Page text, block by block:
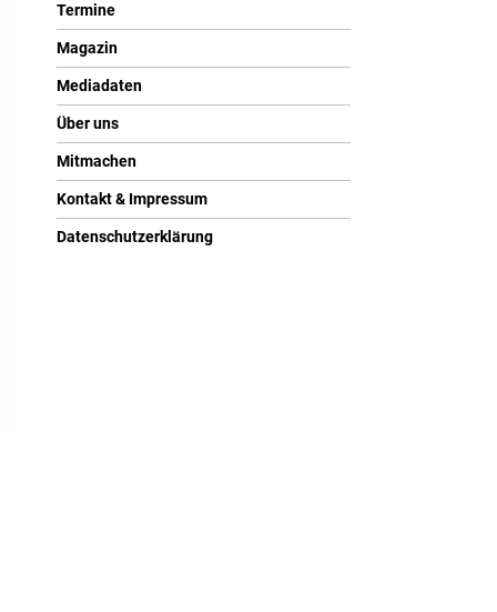
Termine
Magazin
Mediadaten
Über uns
Mitmachen
Kontakt & Impressum
Datenschutzerklärung